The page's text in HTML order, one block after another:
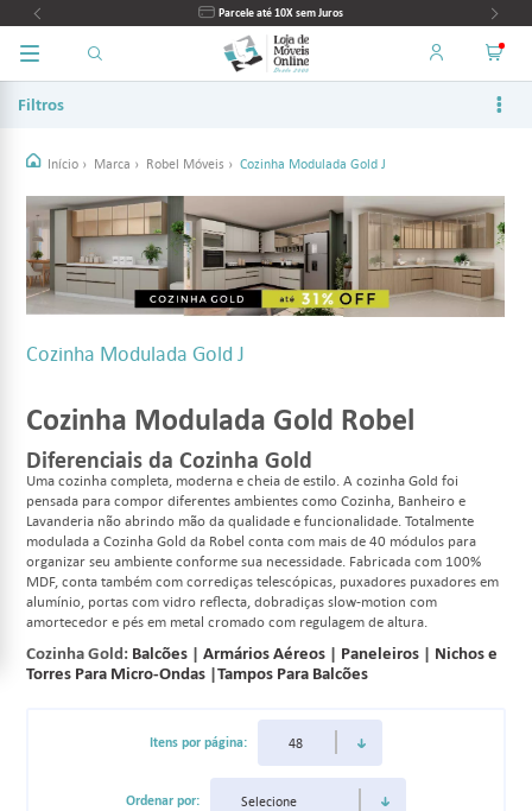
Parcele até 10X sem Juros
Início › Marca › Robel Móveis › Cozinha Modulada Gold J
Filtros
Cozinha Modulada Gold J
Cozinha Modulada Gold Robel
Diferenciais da Cozinha Gold
Uma cozinha completa, moderna e cheia de estilo. A cozinha Gold foi
pensada para compor diferentes ambientes como Cozinha, Banheiro e
Lavanderia não abrindo mão da qualidade e funcionalidade. Totalmente
modulada a Cozinha Gold da Robel conta com mais de 40 módulos para
organizar seu ambiente conforme sua necessidade. Fabricada com 100%
MDF, conta também com corrediças telescópicas, puxadores puxadores em
alumínio, portas com vidro reflecta, dobradiças slow-motion com
amortecedor e pés em metal cromado com regulagem de altura.
Cozinha Gold: Balcões |Armários Aéreos | Paneleiros | Nichos e
Torres Para Micro-Ondas |Tampos Para Balcões
Itens por página:
Ordenar por: